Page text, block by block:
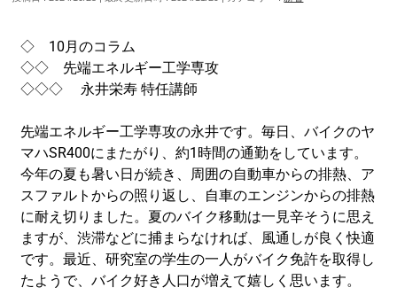
◇ 10月のコラム
◇◇ 先端エネルギー工学専攻
◇◇◇ 永井栄寿 特任講師
先端エネルギー工学専攻の永井です。毎日、バイクのヤ
マハSR400にまたがり、約1時間の通勤をしています。
今年の夏も暑い日が続き、 周囲の自動車からの排熱、ア
スファルトからの照り返し、 自車のエンジンからの排熱
に耐え切りました。 夏のバイク移動は一見辛そうに思え
ますが、渋滞などに捕まらなければ、風通しが良く快適
です。最近、研究室の学生の一人がバイク免許を取得し
たようで、バイク好き人口が増えて嬉しく思います。